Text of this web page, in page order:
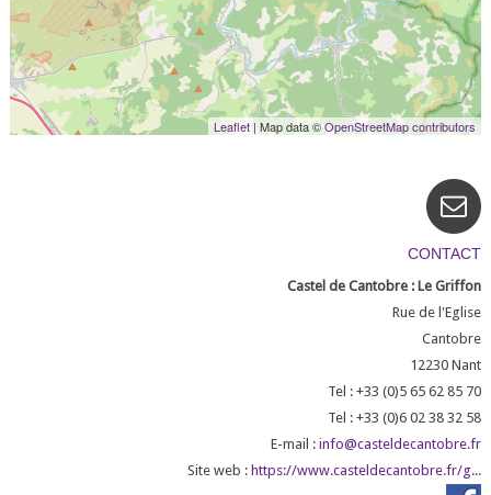
Leaflet | Map data ©OpenStreetMap contributors
CONTACT
Castel de Cantobre : Le Griffon
Rue de l'Eglise
Cantobre
12230 Nant
Tel : +33 (0)5 65 62 85 70
Tel : +33 (0)6 02 38 32 58
E-mail : info@casteldecantobre.fr
Site web : https://www.casteldecantobre.fr/g...